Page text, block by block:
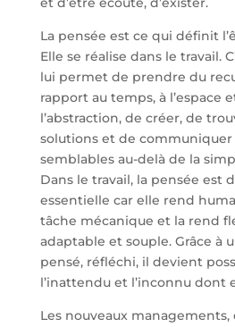
La pensée est ce qui définit
Elle se réalise dans le travail.
lui permet de prendre du
rapport au temps, à l’espace
l’abstraction, de créer, de
solutions et de communiquer
semblables au-delà de la
Dans le travail, la pensée est
essentielle car elle rend
tâche mécanique et la rend
adaptable et souple. Grâce à
pensé, réfléchi, il devient
l’inattendu et l’inconnu dont
Les nouveaux managements,